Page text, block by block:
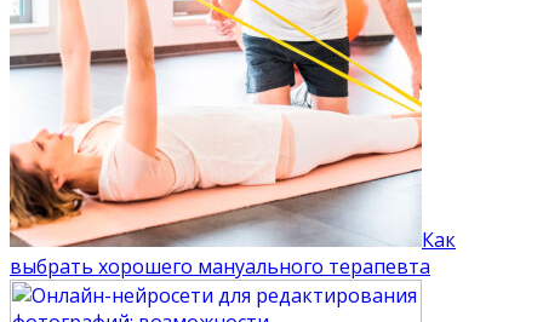
Как
выбрать хорошего мануального терапевта